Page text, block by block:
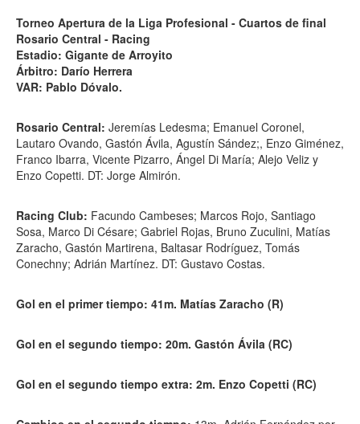
Torneo Apertura de la Liga Profesional - Cuartos de final
Rosario Central - Racing
Estadio: Gigante de Arroyito
Árbitro: Darío Herrera
VAR: Pablo Dóvalo.
Rosario Central: Jeremías Ledesma; Emanuel Coronel,
Lautaro Ovando, Gastón Ávila, Agustín Sández;, Enzo Giménez,
Franco Ibarra, Vicente Pizarro, Ángel Di María; Alejo Veliz y
Enzo Copetti. DT: Jorge Almirón.
Racing Club: Facundo Cambeses; Marcos Rojo, Santiago
Sosa, Marco Di Césare; Gabriel Rojas, Bruno Zuculini, Matías
Zaracho, Gastón Martirena, Baltasar Rodríguez, Tomás
Conechny; Adrián Martínez. DT: Gustavo Costas.
Gol en el primer tiempo: 41m. Matías Zaracho (R)
Gol en el segundo tiempo: 20m. Gastón Ávila (RC)
Gol en el segundo tiempo extra: 2m. Enzo Copetti (RC)